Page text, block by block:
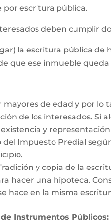
por escritura pública.
deben cumplir
la escritura pública de
que ese inmueble
mayores de edad y por lo
de los interesados. Si
y representación
del Impuesto Predial
y copia de la
hacer una hipoteca.
hace en la misma
Instrumentos Públicos: